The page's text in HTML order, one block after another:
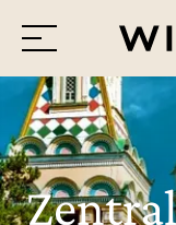
Menü
Reiseziele
Reisethemen